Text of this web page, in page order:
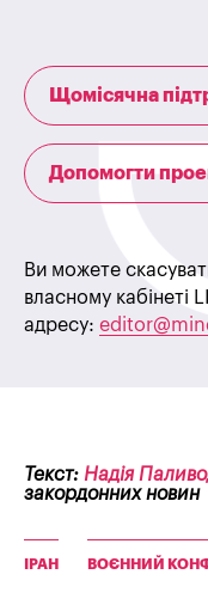
Щомісячна
Допомогти
Ви можете
власному кабінеті
адресу:
Текст: Надія
закордонних новин
ІРАН ВОЄННИЙ